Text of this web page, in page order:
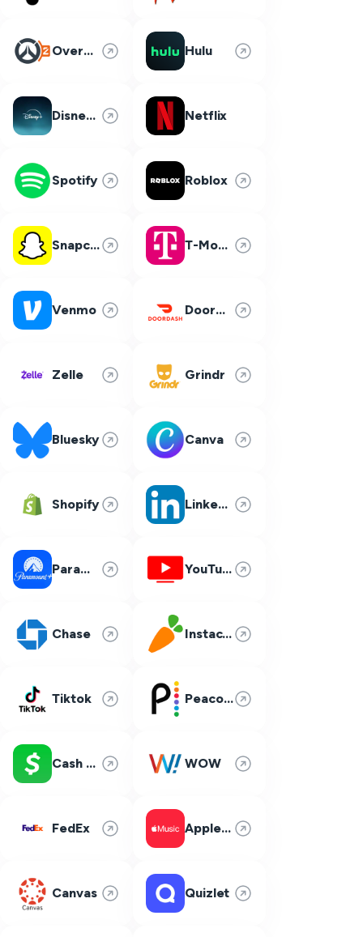
Overwatch 2 Hulu
Disney Plus Netflix
Spotify Roblox
Snapchat T-Mobile
Venmo DoorDash
Zelle Grindr
Bluesky Canva
Shopify LinkedIn
Paramount Plus YouTube TV
Chase Instacart
Tiktok Peacock
Cash App WOW
FedEx Apple Music
Canvas Quizlet